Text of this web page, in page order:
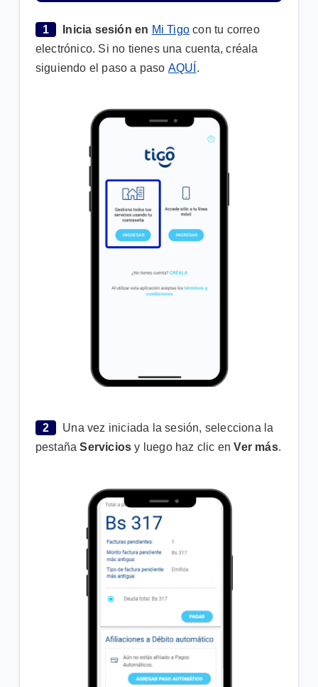
VER MÁS
1 Inicia sesión en Mi Tigo con tu correo
electrónico. Si no tienes una cuenta, créala
siguiendo el paso a paso AQUÍ .
2
Una vez iniciada la sesión, selecciona la
pestañaServicios y luego haz clic enVer más.